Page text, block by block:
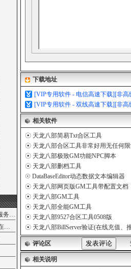
天龙八部配置好了的ODBC和服务端配置文件
5781
天龙八部在线充值脚本和支持在线充值的
5609
下载地址
[VIP专用软件 - 电信高速下载][非高
[VIP专用软件 - 双线高速下载][非高
相关软件
☉ 天龙八部简易Txt合区工具
☉ 天龙八部合区工具非常好用无任何
☉ 天龙八部极致GM功能NPC脚本
☉ 天龙八部删档工具
☉ DataBaseEditor动态数据文本编辑器
☉ 天龙八部网页版GM工具带配置文档
☉ 天龙八部GM工具
☉ 天龙八部全能GM工具
☉ 天龙八部9527合区工具0508版
☉ 天龙八部BillServer验证(在线充值、
评论区
相关说明